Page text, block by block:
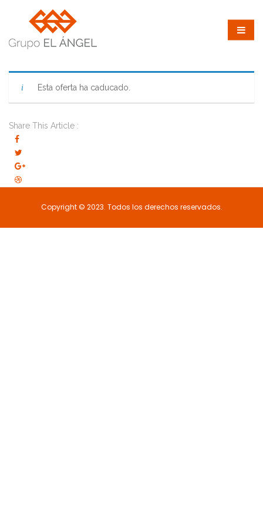
Esta oferta ha caducado.
Share This Article :
Copyright © 2023. Todos los derechos reservados.